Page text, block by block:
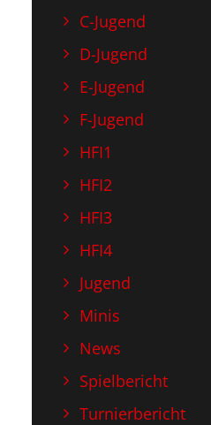
C-Jugend
D-Jugend
E-Jugend
F-Jugend
HFI1
HFI2
HFI3
HFI4
Jugend
Minis
News
Spielbericht
Turnierbericht